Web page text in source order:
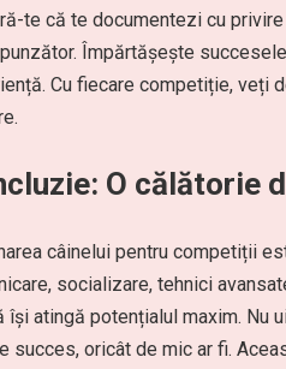
te că te documentezi cu
Împărtășește
Cu fiecare competiție, veți
O călătorie
câinelui pentru competiții
socializare, tehnici
își atingă potențialul maxim. Nu
succes, oricât de mic ar fi.